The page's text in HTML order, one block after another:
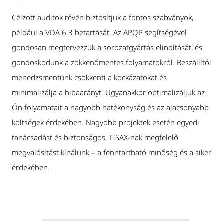
Célzott auditok révén biztosítjuk a fontos szabványok,
például a VDA 6.3 betartását. Az APQP segítségével
gondosan megtervezzük a sorozatgyártás elindítását, és
gondoskodunk a zökkenőmentes folyamatokról. Beszállítói
menedzsmentünk csökkenti a kockázatokat és
minimalizálja a hibaarányt. Ugyanakkor optimalizáljuk az
Ön folyamatait a nagyobb hatékonyság és az alacsonyabb
költségek érdekében. Nagyobb projektek esetén egyedi
tanácsadást és biztonságos, TISAX-nak megfelelő
megvalósítást kínálunk – a fenntartható minőség és a siker
érdekében.